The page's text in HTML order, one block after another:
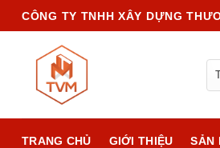
Chuyển
đến
CÔNG TY TNHH XÂY DỰNG
TRANG CHỦ GIỚI THIỆU SẢN